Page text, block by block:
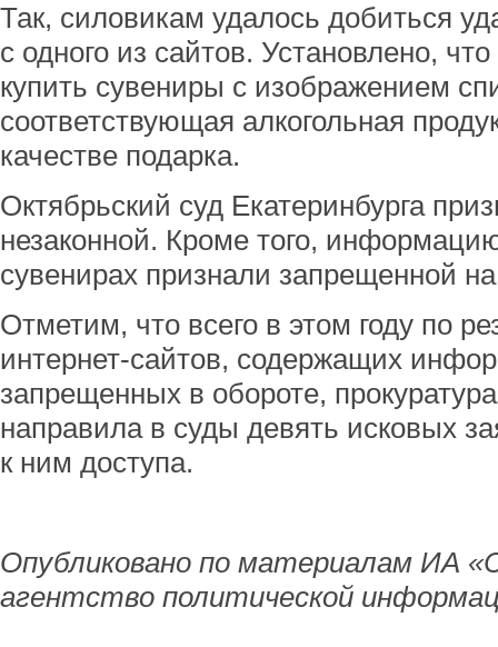
Так, силовикам удалось добиться
с одного из сайтов. Установлено,
купить сувениры с изображением
соответствующая алкогольная
качестве подарка.
Октябрьский суд Екатеринбурга
незаконной. Кроме того,
сувенирах признали запрещенной
Отметим, что всего в этом году по
интернет-сайтов, содержащих
запрещенных в обороте,
направила в суды девять исковых
к ним доступа.
Опубликовано по материалам ИА
агентство политической